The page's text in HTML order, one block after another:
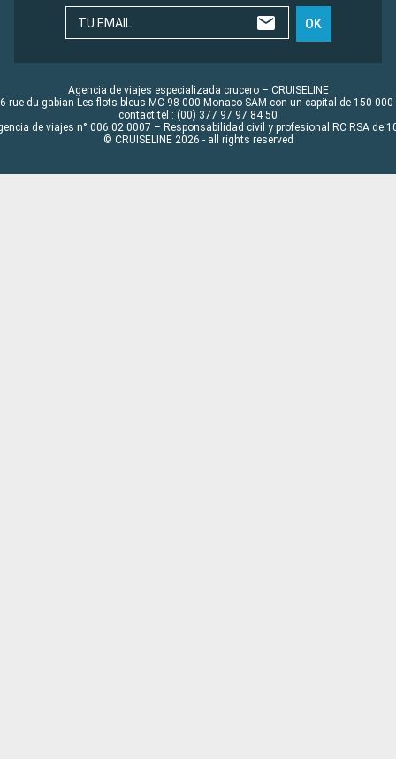
TU EMAIL OK
Agencia de viajes especializada crucero – CRUISELINE
rue du gabian Les flots bleus MC 98 000 Monaco SAM con un capital de 150 000
contact tel : (00) 377 97 97 84 50
de viajes n° 006 02 0007 – Responsabilidad civil y profesional RC RSA de
© CRUISELINE 2026 - all rights reserved